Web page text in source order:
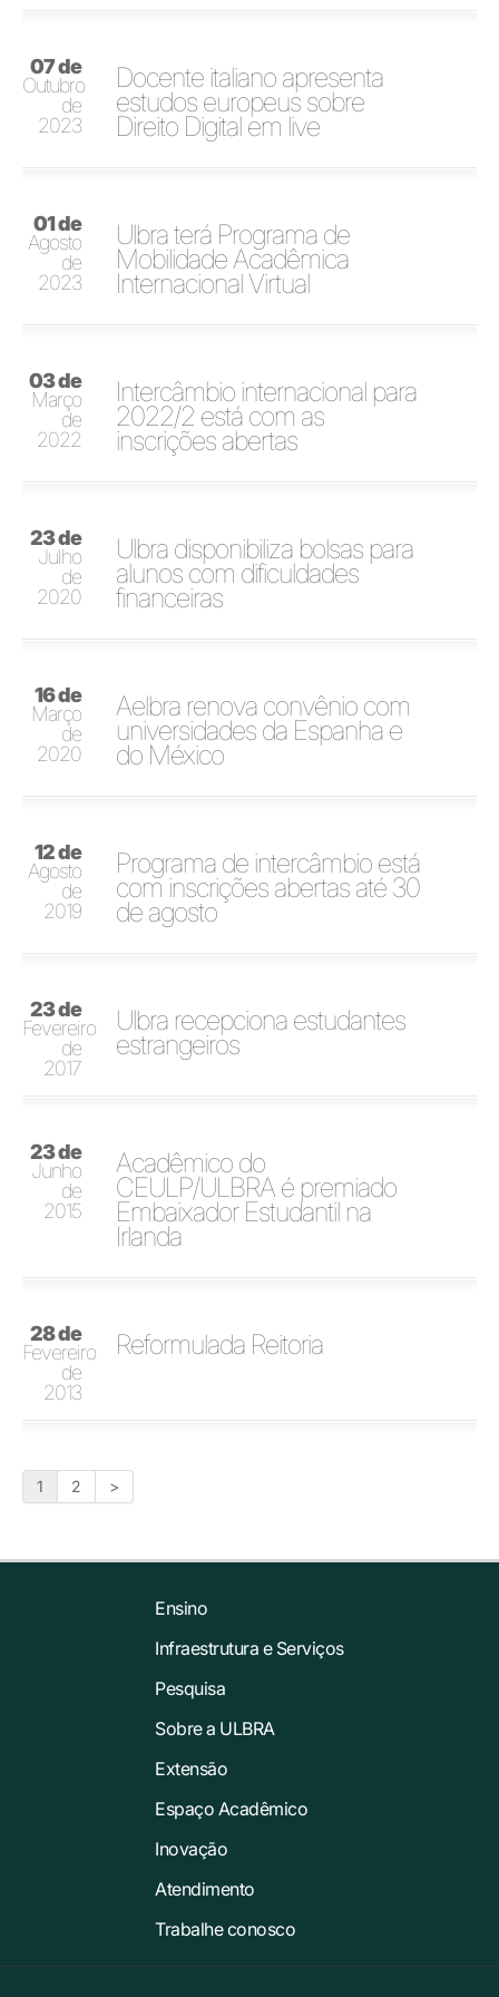
07 de
Outubro
de
2023
Docente italiano apresenta
estudos europeus sobre
Direito Digital em live
01 de
Agosto
de
2023
Ulbra terá Programa de
Mobilidade Acadêmica
Internacional Virtual
03 de
Março
de
2022
Intercâmbio internacional para
2022/2 está com as
inscrições abertas
23 de
Julho
de
2020
Ulbra disponibiliza bolsas para
alunos com dificuldades
financeiras
16 de
Março
de
2020
Aelbra renova convênio com
universidades da Espanha e
do México
12 de
Agosto
de
2019
Programa de intercâmbio está
com inscrições abertas até 30
de agosto
23 de
Fevereiro
de
2017
Ulbra recepciona estudantes
estrangeiros
23 de
Junho
de
2015
Acadêmico do
CEULP/ULBRA é premiado
Embaixador Estudantil na
Irlanda
28 de
Fevereiro
de
2013
Reformulada Reitoria
1 2 >
Ensino
Infraestrutura e Serviços
Pesquisa
Sobre a ULBRA
Extensão
Espaço Acadêmico
Inovação
Atendimento
Trabalhe conosco